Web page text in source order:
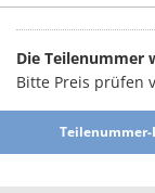
Die Teilenummer
Bitte Preis prüfen
Teilenummer-